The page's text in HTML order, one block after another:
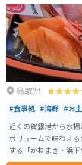
鳥取県
#食事処 #海鮮 #お
近くの賀露港から水
ボリュームで味わえ
する「かねまさ・浜